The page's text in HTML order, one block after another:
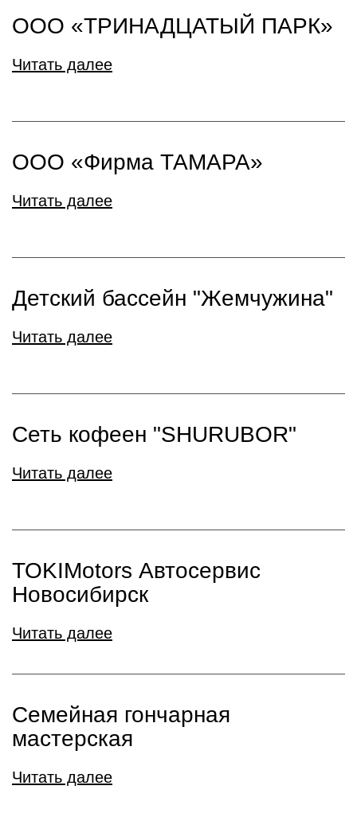
ООО «ТРИНАДЦАТЫЙ ПАРК»
Читать далее
ООО «Фирма ТАМАРА»
Читать далее
Детский бассейн "Жемчужина"
Читать далее
Сеть кофеен "SHURUBOR"
Читать далее
TOKIMotors Автосервис
Новосибирск
Читать далее
Семейная гончарная
мастерская
Читать далее